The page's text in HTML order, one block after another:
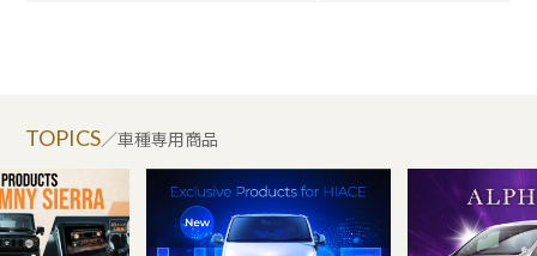
／車種専用商品